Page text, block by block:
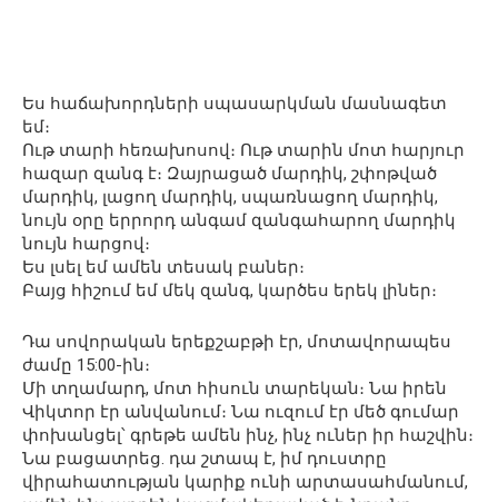
Ես հաճախորդների սպասարկման մասնագետ
եմ։
Ութ տարի հեռախոսով։ Ութ տարին մոտ հարյուր
հազար զանգ է։ Զայրացած մարդիկ, շփոթված
մարդիկ, լացող մարդիկ, սպառնացող մարդիկ,
նույն օրը երրորդ անգամ զանգահարող մարդիկ
նույն հարցով։
Ես լսել եմ ամեն տեսակ բաներ։
Բայց հիշում եմ մեկ զանգ, կարծես երեկ լիներ։
Դա սովորական երեքշաբթի էր, մոտավորապես
ժամը 15:00-ին։
Մի տղամարդ, մոտ հիսուն տարեկան։ Նա իրեն
Վիկտոր էր անվանում։ Նա ուզում էր մեծ գումար
փոխանցել՝ գրեթե ամեն ինչ, ինչ ուներ իր հաշվին։
Նա բացատրեց. դա շտապ է, իմ դուստրը
վիրահատության կարիք ունի արտասահմանում,